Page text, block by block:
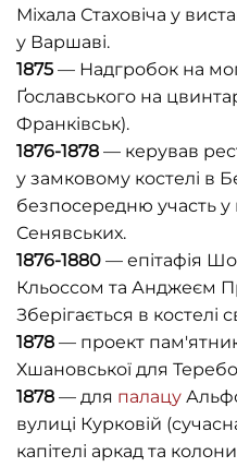
Міхала Стаховіча у
у Варшаві.
1875 — Надгробок на
Ґославського на
Франківськ).
1876-1878 — керував
у замковому костелі в
безпосередню участь у
Сенявських.
1876-1880 — епітафія
Кльоссом та Анджеєм
Зберігається в костелі
1878 — проект
Хшановської для
1878 — для палацу
вулиці Курковій
капітелі аркад та